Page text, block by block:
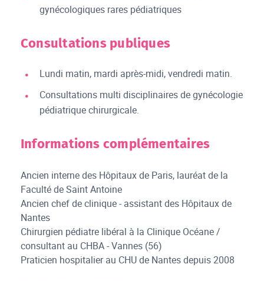
gynécologiques rares pédiatriques
Consultations publiques
Lundi matin, mardi après-midi, vendredi matin.
Consultations multi disciplinaires de gynécologie
pédiatrique chirurgicale.
Informations complémentaires
Ancien interne des Hôpitaux de Paris, lauréat de la
Faculté de Saint Antoine
Ancien chef de clinique - assistant des Hôpitaux de
Nantes
Chirurgien pédiatre libéral à la Clinique Océane /
consultant au CHBA - Vannes (56)
Praticien hospitalier au CHU de Nantes depuis 2008